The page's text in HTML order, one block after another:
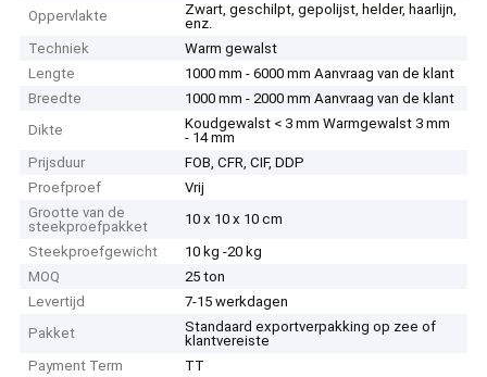
Oppervlakte
Zwart, geschilpt, gepolijst, helder, haarlijn,
enz.
Techniek
Warm gewalst
Lengte
1000 mm - 6000 mm Aanvraag van de klant
Breedte
1000 mm - 2000 mm Aanvraag van de klant
Dikte
Koudgewalst < 3 mm Warmgewalst 3 mm
- 14 mm
Prijsduur
FOB, CFR, CIF, DDP
Proefproef
Vrij
Grootte van de
steekproefpakket
10 x 10 x 10 cm
Steekproefgewicht
10 kg -20 kg
MOQ
25 ton
Levertijd
7-15 werkdagen
Pakket
Standaard exportverpakking op zee of
klantvereiste
Payment Term
TT